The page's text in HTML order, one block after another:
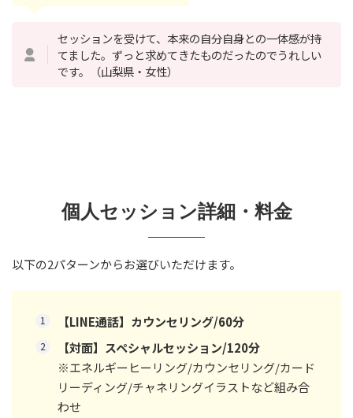
セッションを受けて、本来の自分自身との一体感が持
てました。ずっと求めてきたものだったのでうれしい
です。（山梨県・女性）
個人セッション詳細・料金
以下の2パターンからお選びいただけます。
【LINE通話】カウンセリング/60分
【対面】スペシャルセッション/120分
※エネルギーヒーリング/カウンセリング/カード
リーディング/チャネリングイラストなど組み合
わせ